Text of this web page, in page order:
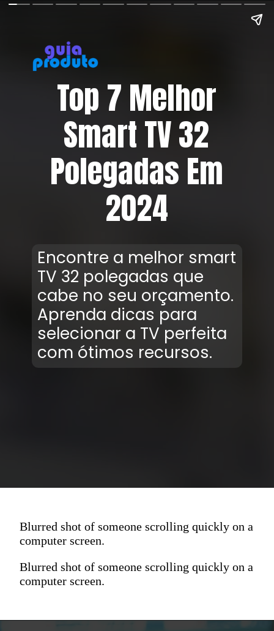
Encontre a melhor smart
TV 32 polegadas que
cabe no seu orçamento.
Aprenda dicas para
selecionar a TV perfeita
com ótimos recursos.
Top 7 Melhor
Smart TV 32
Polegadas Em
2024
Blurred shot of someone scrolling quickly on a
computer screen.
Blurred shot of someone scrolling quickly on a
computer screen.